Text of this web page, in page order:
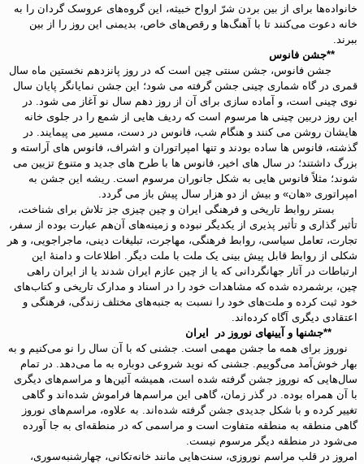
خانواده‌ها برای از بین بردن شرّ ارواح خبیثه، این گروه‌های عروسک گردان را به
خانه دعوت می‌کنند تا با آهنگ‌ها و رقص‌های خاص، بدیمنی این روز را از بین
ببرند.
**جشن فانوس
جشن فانوس، جشن سنتی چین است که در روز پانزدهم نخستین ماه سال
قمری در گاه شماری چینی جشن گرفته می شود؛ این جشن نمایانگر پایان سال
نوی چینی است، و آماده سازی برای آن از روز دهم سال نو آغاز می شود. در
این روز دربین چینی ها مرسوم است که ردیف هایی از شمع را در جلوی خانه
هایشان روشن می کنند و هنگام شب، فانوس در دست، مسیر می پیمایند. در
گذشته، فانوس ها ساده بودند و تنها امپراتوران و اشراف، فانوس های آراسته و
بزرگ داشتند؛ در سال های اخیر، فانوس ها با طرح های جدید و متنوع تزیین می
شوند؛ مثلاً فانوس هایی به شکل جانوران مرسوم است. ریشه این جشن به
امپراتوری «هان» و بیش از دو هزار سال پیش باز می گردد.
بستر روابط تاریخی و فرهنگی ایران و چین چیزی جز تلاش برای شناخت،
تأثیر گذاری و تأثیر پذیری از یکدیگر نبوده و زمینه‌های آن‌هم عبارت بوده‌ از سفر،
تجارت، تعامل سیاسی، روابط فرهنگی، مهاجرت، تبلیغات دینی، ماجراجویی، و هر
شکلی از روابط قابل پیش بینی یک ملت با ملت دیگر. اطلاعات و دامنۀ این
ارتباطات در آثار جهانگردانی که یا از چین عازم ایران شدند یا از ایران راهی
چین، برشمرده شده که مشاهدات خود را در اسناد و مدارک تاریخی و کتاب‌های
خود ثبت کرده و ملت‌های خود را نسبت به جنبه‌های مختلف زندگی، فرهنگی و
اعتقادی دیگری آگاه کرده‌اند.
**جشنها و آیینهای نوروز در ایران
نوروز برای همه ما جشن مهمی است. جشنی که با آن سال را نو می‌کنیم و به
بهار خوش‌آمد می‌گوییم. جشنی که نوید شروعی دوباره به ما می‌دهد. در تمام
سال‌هایی که نوروز جشن گرفته شده است، همیشه آئین‌ها و مراسم‌های دیگری
با آن همراه بوده. در گذر زمان، گاهی این مراسم‌ها فراموش شده‌اند و گاهی
تغییر کرده و با شکل جدیدی جشن گرفته شده‌اند. به علاوه، مراسم‌های نوروز
گاهی منطقه به منطقه متفاوت است و مراسمی که در منطقه‌ای به جا آورده
می‌شود در منطقه دیگر مرسوم نیست.
امروز در قلب مراسم‌ نوروزی، سنت‌هایی مانند خانه‌تکانی، چهارشنبه‌سوری،